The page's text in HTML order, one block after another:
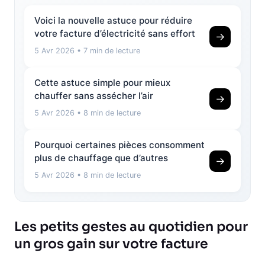
Voici la nouvelle astuce pour réduire
votre facture d’électricité sans effort
5 Avr 2026 • 7 min de lecture
→
Cette astuce simple pour mieux
chauffer sans assécher l’air
5 Avr 2026 • 8 min de lecture
→
Pourquoi certaines pièces consomment
plus de chauffage que d’autres
5 Avr 2026 • 8 min de lecture
→
Les petits gestes au quotidien pour
un gros gain sur votre facture